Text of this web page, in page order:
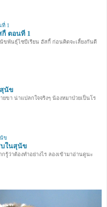
ตอนที่ 1
ขพันธุ์ไซบีเรียน ฮัสกี้ ก่อนคิดจะเลี้ยงกันดี
นัข
ขา น่าแปลกใจจริงๆ น้องหมาป่วยเป็นโร
บในสุนัข
รู้ว่าต้องทำอย่างไร ลองเข้ามาอ่านดูนะ